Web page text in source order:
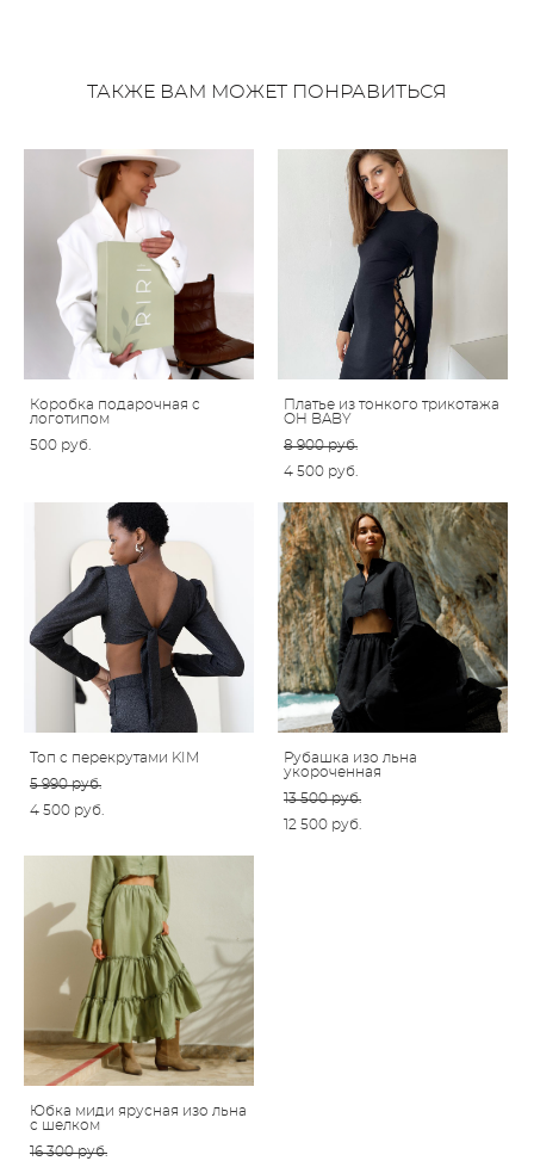
ТАКЖЕ ВАМ МОЖЕТ ПОНРАВИТЬСЯ
Коробка подарочная с
логотипом
500 pуб.
Платье из тонкого трикотажа
OH BABY
8 900 pуб.
4 500 pуб.
Топ с перекрутами KIM
5 990 pуб.
4 500 pуб.
Рубашка изо льна
укороченная
13 500 pуб.
12 500 pуб.
Юбка миди ярусная изо льна
с шелком
16 300 pуб.